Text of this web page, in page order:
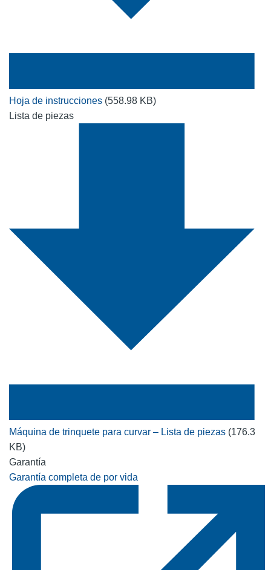
Hoja de instrucciones (558.98 KB)
Lista de piezas
Máquina de trinquete para curvar – Lista de piezas (176.3
KB)
Garantía
Garantía completa de por vida